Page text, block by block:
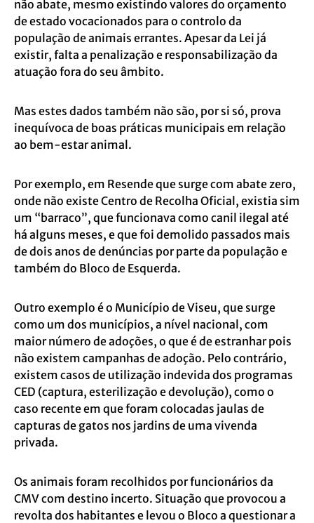
não abate, mesmo existindo valores do orçamento
de estado vocacionados para o controlo da
população de animais errantes. Apesar da Lei já
existir, falta a penalização e responsabilização da
atuação fora do seu âmbito.
Mas estes dados também não são, por si só, prova
inequívoca de boas práticas municipais em relação
ao bem-estar animal.
Por exemplo, em Resende que surge com abate zero,
onde não existe Centro de Recolha Oficial, existia sim
um “barraco”, que funcionava como canil ilegal até
há alguns meses, e que foi demolido passados mais
de dois anos de denúncias por parte da população e
também do Bloco de Esquerda.
Outro exemplo é o Município de Viseu, que surge
como um dos municípios, a nível nacional, com
maior número de adoções, o que é de estranhar pois
não existem campanhas de adoção. Pelo contrário,
existem casos de utilização indevida dos programas
CED (captura, esterilização e devolução), como o
caso recente em que foram colocadas jaulas de
capturas de gatos nos jardins de uma vivenda
privada.
Os animais foram recolhidos por funcionários da
CMV com destino incerto. Situação que provocou a
revolta dos habitantes e levou o Bloco a questionar a